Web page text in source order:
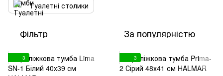
Туалетні столики
Фільтр За популярністю
3 3